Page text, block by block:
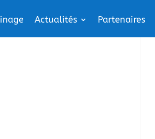
Actualités Partenaires